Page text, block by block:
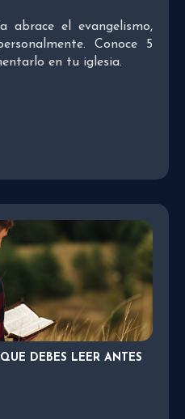
abrace el evangelismo,
Conoce 5
en tu iglesia.
DEBES LEER ANTES